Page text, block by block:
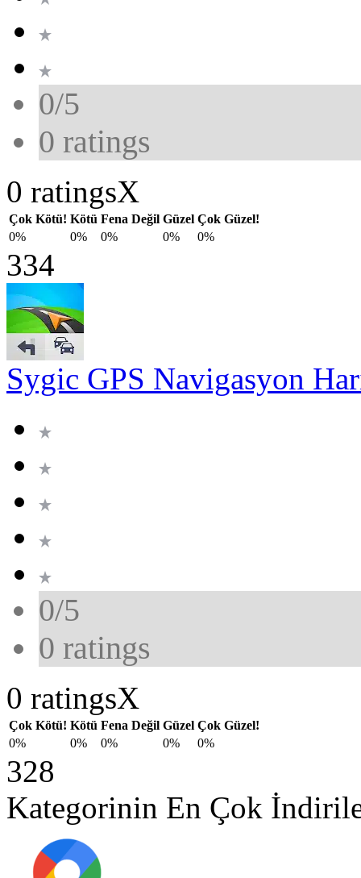
0/5
0 ratings
0 ratingsX
Çok Kötü! Kötü Fena Değil Güzel Çok Güzel!
0%
0% 0% 0% 0%
334
Sygic GPS Navigasyon
0/5
0 ratings
0 ratingsX
Çok Kötü! Kötü Fena Değil Güzel Çok Güzel!
0%
0% 0% 0% 0%
328
Kategorinin En Çok